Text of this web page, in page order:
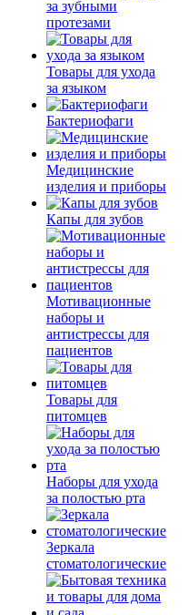
за зубными
протезами
Товары для ухода
за языком
Бактериофаги
Медицинские
изделия и приборы
Капы для зубов
Мотивационные
наборы и
антистрессы для
пациентов
Товары для
питомцев
Наборы для ухода
за полостью рта
Зеркала
стоматологические